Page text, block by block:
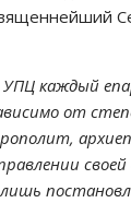
УПЦ каждый
от
своей
лишь